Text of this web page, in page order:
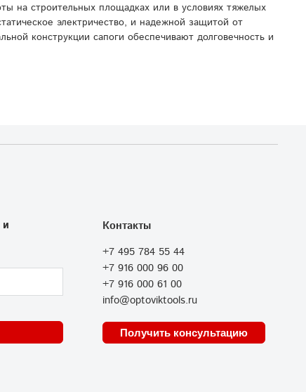
на строительных площадках или в условиях тяжелых
электричество, и надежной защитой от
конструкции сапоги обеспечивают долговечность и
Контакты
+7 495 784 55 44
+7 916 000 96 00
+7 916 000 61 00
info@optoviktools.ru
Получить консультацию